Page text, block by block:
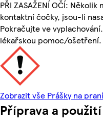
PŘI ZASAŽENÍ OČÍ:
kontaktní čočky, jsou-li
Pokračujte ve
lékařskou pomoc/ošetření.
Zobrazit vše Prášky na praní
Příprava a použití